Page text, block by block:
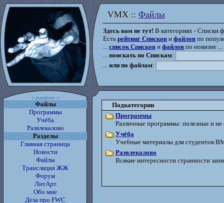
VMX :: Файлы
VMX :: Файлы
Здесь вам не тут! В категориях - Списки
Есть рейтинг Списков и файлов по
... список Списков и файлов по новизне ...
поискать по Спискам:
или по файлам:
:: разделы ::
Подкатегории
Программы
Различные программы: полезные и не
Учёба
Учебные материалы для студентов
Развлекалово
Всякие интересности странности
Файлы
Программы
Учёба
Развлекалово
Разделы
Главная страница
Новости
Файлы
Трансляция ЖЖ
Форум
ЛитАрт
Обо мне
Деза про FWC